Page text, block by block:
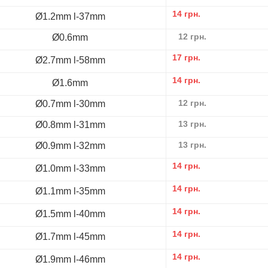
Ø1.2mm l-37mm 14 грн.
Ø0.6mm 12 грн.
Ø2.7mm l-58mm 17 грн.
Ø1.6mm 14 грн.
Ø0.7mm l-30mm 12 грн.
Ø0.8mm l-31mm 13 грн.
Ø0.9mm l-32mm 13 грн.
Ø1.0mm l-33mm 14 грн.
Ø1.1mm l-35mm 14 грн.
Ø1.5mm l-40mm 14 грн.
Ø1.7mm l-45mm 14 грн.
Ø1.9mm l-46mm 14 грн.